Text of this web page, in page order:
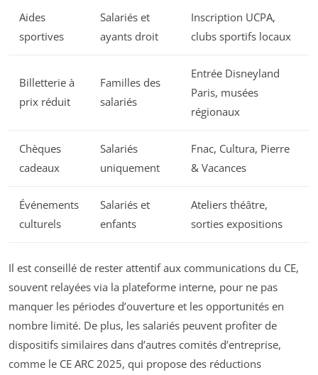
Aides
sportives
Salariés et
ayants droit
Inscription UCPA,
clubs sportifs locaux
Billetterie à
prix réduit
Familles des
salariés
Entrée Disneyland
Paris, musées
régionaux
Chèques
cadeaux
Salariés
uniquement
Fnac, Cultura, Pierre
& Vacances
Événements
culturels
Salariés et
enfants
Ateliers théâtre,
sorties expositions
Il est conseillé de rester attentif aux communications du CE,
souvent relayées via la plateforme interne, pour ne pas
manquer les périodes d’ouverture et les opportunités en
nombre limité. De plus, les salariés peuvent profiter de
dispositifs similaires dans d’autres comités d’entreprise,
comme le CE ARC 2025, qui propose des réductions